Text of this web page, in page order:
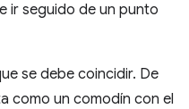
ir seguido de un punto
se debe coincidir. De
como un comodín con el